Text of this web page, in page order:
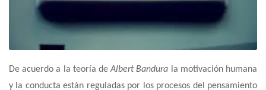
De acuerdo a la teoría deAlbert Bandura la motivación humana
y la conducta están reguladas por los procesos del pensamiento